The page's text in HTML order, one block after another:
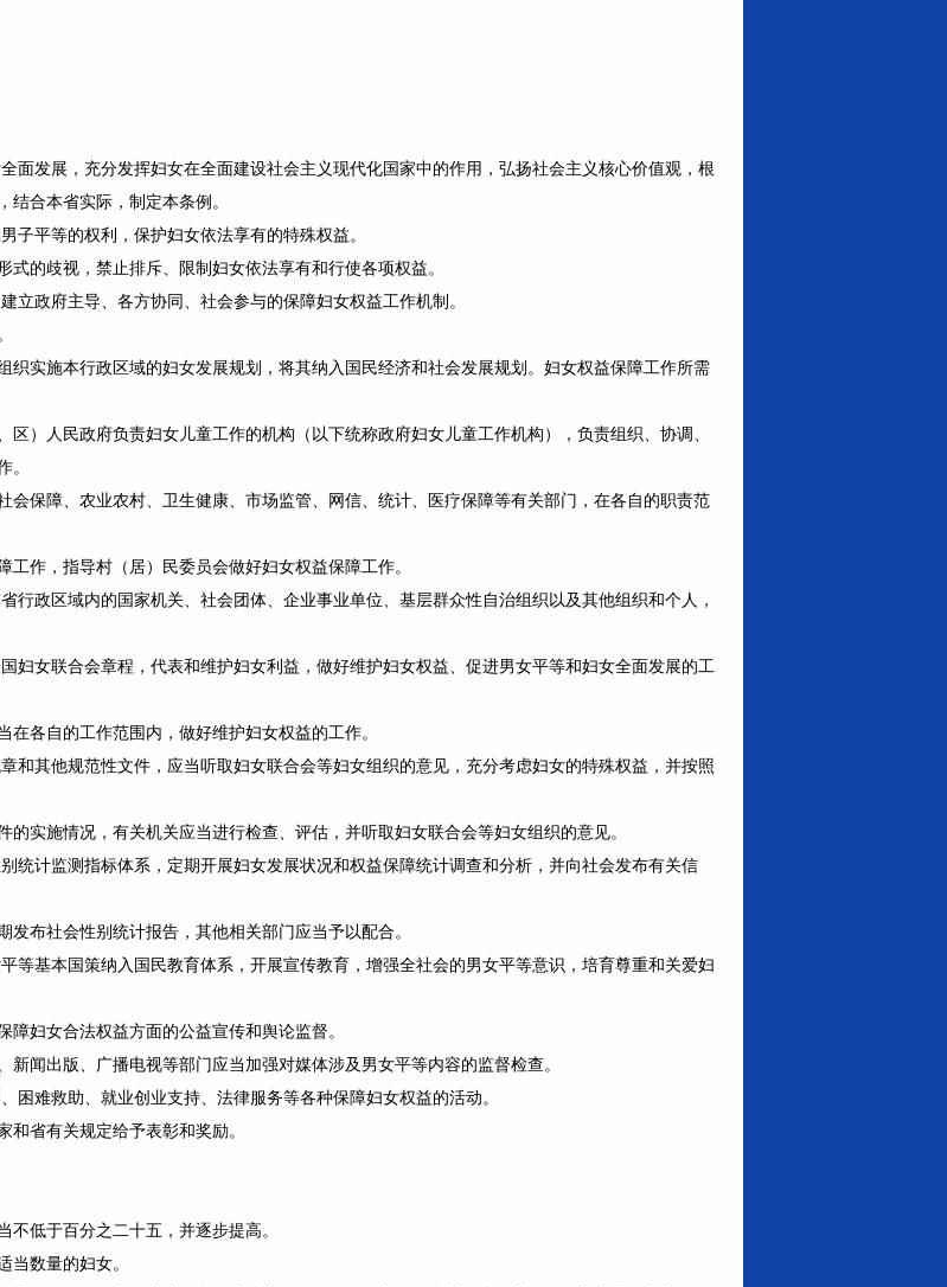
面发展，充分发挥妇女在全面建设社会主义现代化国家中的作用，弘扬社会主义核心价值观，根
合本省实际，制定本条例。
子平等的权利，保护妇女依法享有的特殊权益。
的歧视，禁止排斥、限制妇女依法享有和行使各项权益。
立政府主导、各方协同、社会参与的保障妇女权益工作机制。
织实施本行政区域的妇女发展规划，将其纳入国民经济和社会发展规划。妇女权益保障工作所需
）人民政府负责妇女儿童工作的机构（以下统称政府妇女儿童工作机构），负责组织、协调、
。
会保障、农业农村、卫生健康、市场监管、网信、统计、医疗保障等有关部门，在各自的职责范
作，指导村（居）民委员会做好妇女权益保障工作。
行政区域内的国家机关、社会团体、企业事业单位、基层群众性自治组织以及其他组织和个人，
妇女联合会章程，代表和维护妇女利益，做好维护妇女权益、促进男女平等和妇女全面发展的工
各自的工作范围内，做好维护妇女权益的工作。
和其他规范性文件，应当听取妇女联合会等妇女组织的意见，充分考虑妇女的特殊权益，并按照
实施情况，有关机关应当进行检查、评估，并听取妇女联合会等妇女组织的意见。
统计监测指标体系，定期开展妇女发展状况和权益保障统计调查和分析，并向社会发布有关信
布社会性别统计报告，其他相关部门应当予以配合。
等基本国策纳入国民教育体系，开展宣传教育，增强全社会的男女平等意识，培育尊重和关爱妇
妇女合法权益方面的公益宣传和舆论监督。
闻出版、广播电视等部门应当加强对媒体涉及男女平等内容的监督检查。
困难救助、就业创业支持、法律服务等各种保障妇女权益的活动。
省有关规定给予表彰和奖励。
低于百分之二十五，并逐步提高。
当数量的妇女。